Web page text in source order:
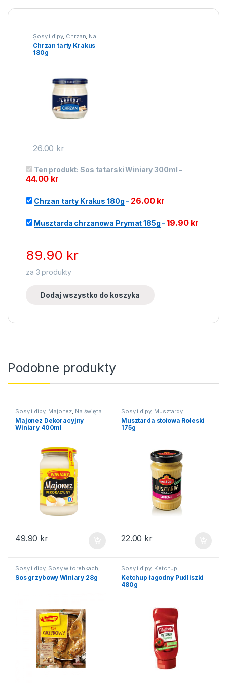
Sosy i dipy, Chrzan, Na
święta
Chrzan tarty Krakus
180g
26.00 kr
Ten produkt:Sos tatarski Winiary 300ml -
44.00 kr
Chrzan tarty Krakus 180g - 26.00 kr
Musztarda chrzanowa Prymat 185g -19.90 kr
89.90 kr
za 3 produkty
Dodaj wszystko do koszyka
Podobne produkty
Sosy i dipy, Majonez, Na święta
Majonez Dekoracyjny
Winiary 400ml
49.90 kr
Sosy i dipy, Musztardy
Musztarda stołowa Roleski
175g
22.00 kr
Sosy i dipy, Sosy w torebkach,
Na święta
Sos grzybowy Winiary 28g
Sosy i dipy, Ketchup
Ketchup łagodny Pudliszki
480g